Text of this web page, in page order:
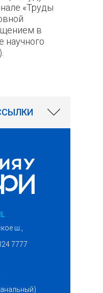
«Труды
в
научного
ш.,
7777
отправки email)